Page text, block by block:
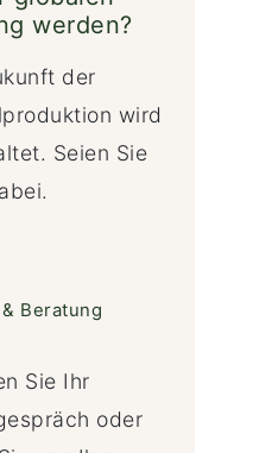
werden?
der
wird
Seien Sie
Beratung
Sie Ihr
oder